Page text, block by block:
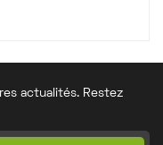
actualités. Restez